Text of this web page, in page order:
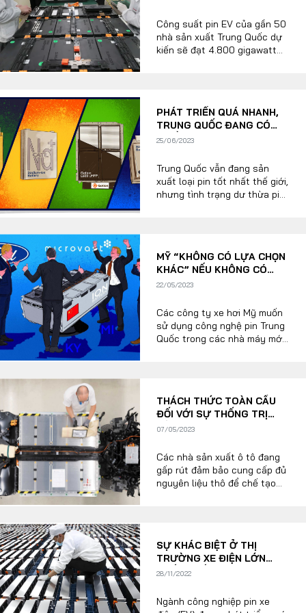
FOLLOW US
Facebook Youtube
CONTACT US
0972271616
Công suất pin EV của gần 50
nhà sản xuất Trung Quốc dự
kiến sẽ đạt 4.800 gigawatt
đã tăng thị phần của họ lên
97% từ 96% trong tháng 5.
PHÁT TRIỂN QUÁ NHANH,
TRUNG QUỐC ĐANG CÓ
NHIỀU PIN HƠN XE ĐIỆN
25/06/2023
Trung Quốc vẫn đang sản
xuất loại pin tốt nhất thế giới,
nhưng tình trạng dư thừa pin
MỸ “KHÔNG CÓ LỰA CHỌN
KHÁC” NẾU KHÔNG CÓ
CÁC CÔNG TY PIN TRUNG
22/05/2023
Các công ty xe hơi Mỹ muốn
sử dụng công nghệ pin Trung
Quốc trong các nhà máy mới
THÁCH THỨC TOÀN CẦU
ĐỐI VỚI SỰ THỐNG TRỊ
CỦA PIN XE ĐIỆN TỪ
07/05/2023
Các nhà sản xuất ô tô đang
gấp rút đảm bảo cung cấp đủ
nguyên liệu thô để chế tạo
75% công suất sản xuất pin
toàn cầu và đang trở thành
một thế lực lớn trong ngành.
SỰ KHÁC BIỆT Ở THỊ
TRƯỜNG XE ĐIỆN LỚN
NHẤT THẾ GIỚI: KHI CUNG
28/11/2022
Ngành công nghiệp pin xe